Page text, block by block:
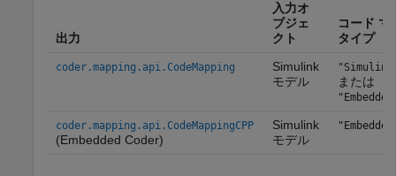
出力
入力オ
ブジェ
クト
コード マ
タイプ
coder.mapping.api.CodeMapping
Simulink
モデル
または
coder.mapping.api.CodeMappingCPP
(Embedded Coder)
Simulink
モデル